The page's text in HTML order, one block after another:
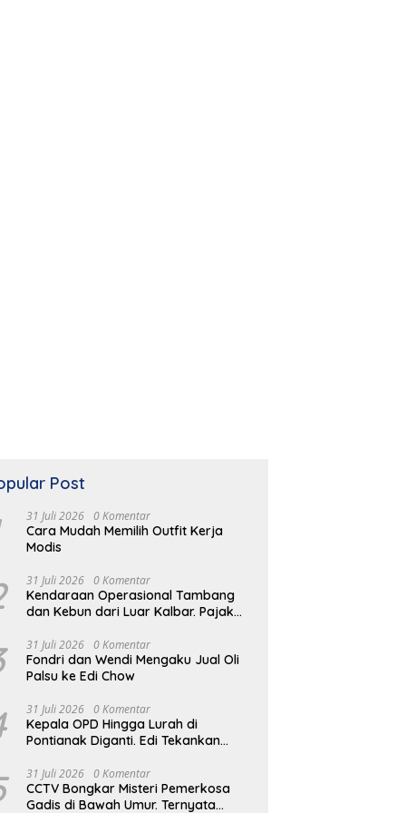
Post
31 Juli 2026 0 Komentar
Cara Mudah Memilih Outfit Kerja
Modis
31 Juli 2026 0 Komentar
Kendaraan Operasional Tambang
dan Kebun dari Luar Kalbar. Pajak
31 Juli 2026 0 Komentar
Fondri dan Wendi Mengaku Jual Oli
Palsu ke Edi Chow
31 Juli 2026 0 Komentar
Kepala OPD Hingga Lurah di
Pontianak Diganti. Edi Tekankan
31 Juli 2026 0 Komentar
CCTV Bongkar Misteri Pemerkosa
Gadis di Bawah Umur. Ternyata